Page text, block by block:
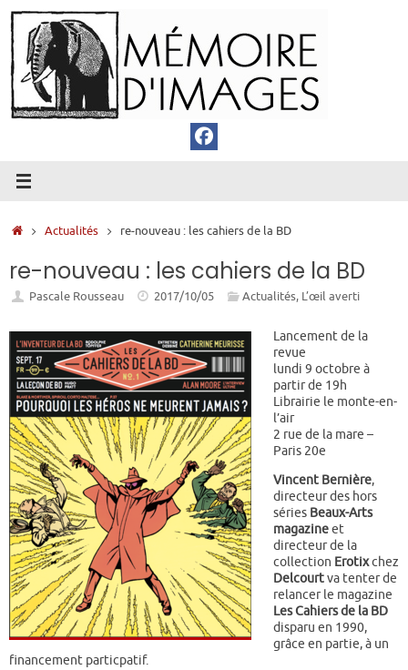
Passer
au
contenu
Accueil
Actualités re-nouveau : les cahiers de la BD
re-nouveau : les cahiers de la BD
Pascale Rousseau 2017/10/05 Actualités, L’œil averti
Lancement de la
revue
lundi 9 octobre à
partir de 19h
Librairie le monte-en-
l’air
2 rue de la mare –
Paris 20e
Vincent Bernière,
directeur des hors
séries Beaux-Arts
magazineet
directeur de la
collection Erotixchez
Delcourtva tenter de
relancer le magazine
Les Cahiers de la BD
disparu en 1990,
grâce en partie, à un
financement particpatif.